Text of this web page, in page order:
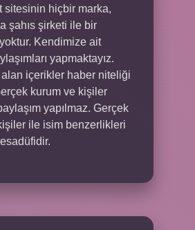
sitesinin hiçbir marka,
şahıs şirketi ile bir
yoktur. Kendimize ait
yapmaktayız.
içerikler haber niteliği
kurum ve kişiler
yapılmaz. Gerçek
ile isim benzerlikleri